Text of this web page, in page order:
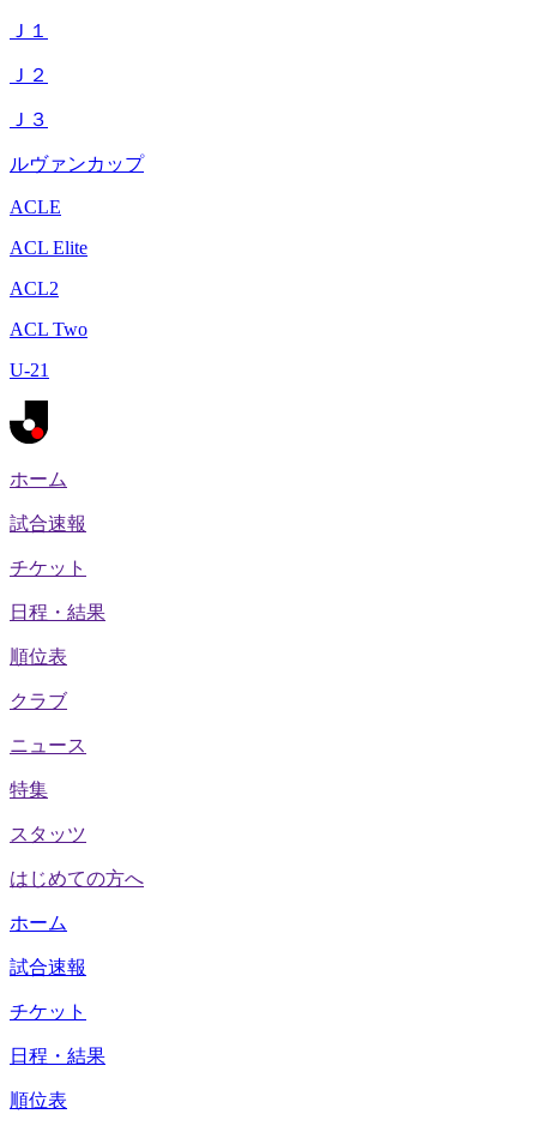
Ｊ１
Ｊ２
Ｊ３
ルヴァンカップ
ACLE
ACL Elite
ACL2
ACL Two
U-21
ホーム
試合速報
チケット
日程・結果
順位表
クラブ
ニュース
特集
スタッツ
はじめての方へ
ホーム
試合速報
チケット
日程・結果
順位表